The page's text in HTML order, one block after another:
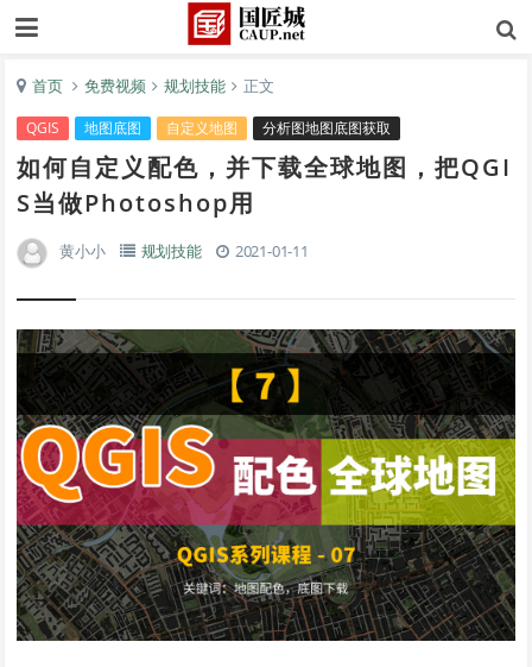
首页 免费视频 规划技能 正文
QGIS 地图底图 自定义地图 分析图地图底图获取
如何自定义配色，并下载全球地图，把QGI
S当做Photoshop用
黄小小 规划技能 2021-01-11